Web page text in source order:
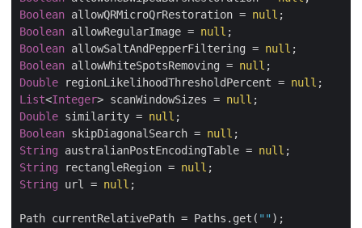
Boolean allowQRMicroQrRestoration = null
Boolean allowRegularImage = null
Boolean allowSaltAndPepperFiltering = null
Boolean allowWhiteSpotsRemoving = null
Double regionLikelihoodThresholdPercent = null
List<Integer> scanWindowSizes = null
Double similarity = null
Boolean skipDiagonalSearch = null
String australianPostEncodingTable = null
String rectangleRegion = null
String url = null ;
Path currentRelativePath = Paths.get( ""